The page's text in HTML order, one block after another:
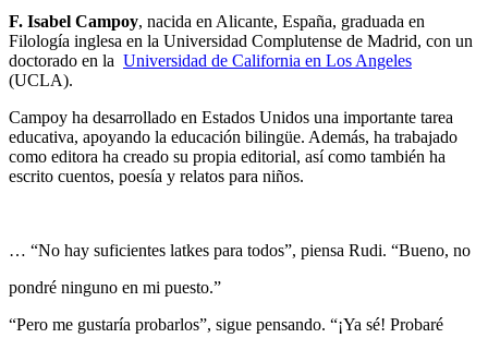
F. Isabel Campoy, nacida en Alicante, España, graduada en
Filología inglesa en la Universidad Complutense de Madrid, con un
doctorado en la Universidad de California en Los Angeles
(UCLA).
Campoy ha desarrollado en Estados Unidos una importante tarea
educativa, apoyando la educación bilingüe. Además, ha trabajado
como editora ha creado su propia editorial, así como también ha
escrito cuentos, poesía y relatos para niños.
… “No hay suficientes latkes para todos”, piensa Rudi. “Bueno, no
pondré ninguno en mi puesto.”
“Pero me gustaría probarlos”, sigue pensando. “¡Ya sé! Probaré